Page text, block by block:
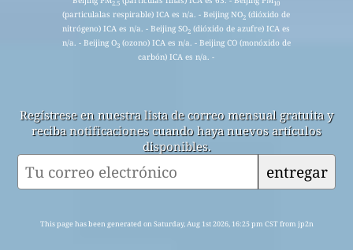
2.5 10
(particulalas respirable) ICA es n/a. - Beijing NO2 (dióxido de
nitrógeno) ICA es n/a. - Beijing SO2 (dióxido de azufre) ICA es
n/a. - Beijing O3(ozono) ICA es n/a. - Beijing CO (monóxido de
carbón) ICA es n/a. -
Regístrese en nuestra lista de correo mensual gratuita y
reciba notificaciones cuando haya nuevos artículos
disponibles.
entregar
This page has been generated on Saturday, Aug 1st 2026, 16:25 pm CST from jp2n